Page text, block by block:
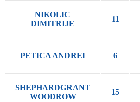
NIKOLIC
DIMITRIJE
11
PETICA ANDREI 6
SHEPHARDGRANT
WOODROW
15